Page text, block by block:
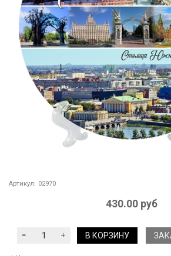
Артикул: 02970
430.00 руб
В КОРЗИНУ